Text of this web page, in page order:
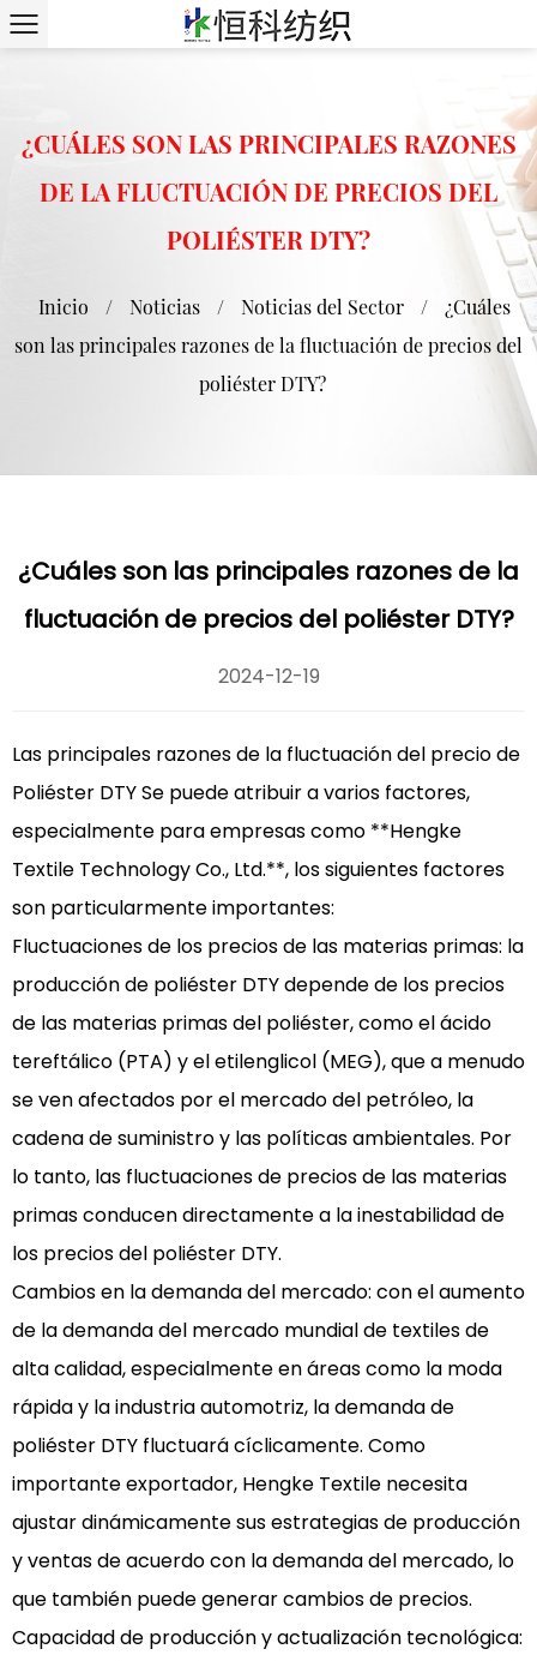
¿CUÁLES SON LAS PRINCIPALES RAZONES
DE LA FLUCTUACIÓN DE PRECIOS DEL
POLIÉSTER DTY?
Inicio / Noticias / Noticias del Sector /
¿Cuáles
son las principales razones de la fluctuación de precios del
poliéster DTY?
¿Cuáles son las principales razones de la
fluctuación de precios del poliéster DTY?
2024-12-19
Las principales razones de la fluctuación del precio de
Poliéster DTYSe puede atribuir a varios factores,
especialmente para empresas como **Hengke
Textile Technology Co., Ltd.**, los siguientes factores
son particularmente importantes:
Fluctuaciones de los precios de las materias primas: la
producción de poliéster DTY depende de los precios
de las materias primas del poliéster, como el ácido
tereftálico (PTA) y el etilenglicol (MEG), que a menudo
se ven afectados por el mercado del petróleo, la
cadena de suministro y las políticas ambientales. Por
lo tanto, las fluctuaciones de precios de las materias
primas conducen directamente a la inestabilidad de
los precios del poliéster DTY.
Cambios en la demanda del mercado: con el aumento
de la demanda del mercado mundial de textiles de
alta calidad, especialmente en áreas como la moda
rápida y la industria automotriz, la demanda de
poliéster DTY fluctuará cíclicamente. Como
importante exportador, Hengke Textile necesita
ajustar dinámicamente sus estrategias de producción
y ventas de acuerdo con la demanda del mercado, lo
que también puede generar cambios de precios.
Capacidad de producción y actualización tecnológica: